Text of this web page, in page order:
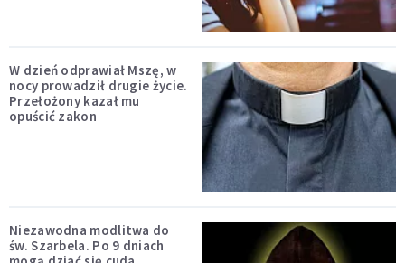
W dzień odprawiał Mszę, w
nocy prowadził drugie życie.
Przełożony kazał mu
opuścić zakon
Niezawodna modlitwa do
św. Szarbela. Po 9 dniach